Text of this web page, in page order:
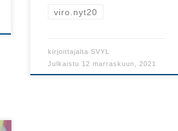
viro.nyt20
kirjoittajaltaSVYL
Julkaistu 12 marraskuun, 2021